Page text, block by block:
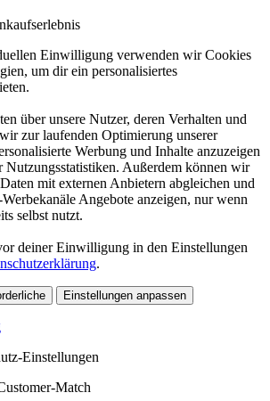
Einwilligung verwenden wir Cookies
um dir ein personalisiertes
über unsere Nutzer, deren Verhalten und
zur laufenden Optimierung unserer
Werbung und Inhalte anzuzeigen
Nutzungsstatistiken. Außerdem können wir
mit externen Anbietern abgleichen und
Angebote anzeigen, nur wenn
selbst nutzt.
deiner Einwilligung in den Einstellungen
.
Einstellungen anpassen
Einstellungen
Match